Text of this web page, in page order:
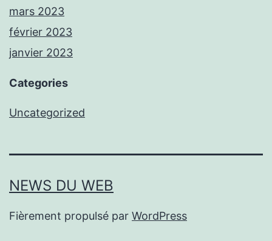
mars 2023
février 2023
janvier 2023
Categories
Uncategorized
NEWS DU WEB
Fièrement propulsé par WordPress